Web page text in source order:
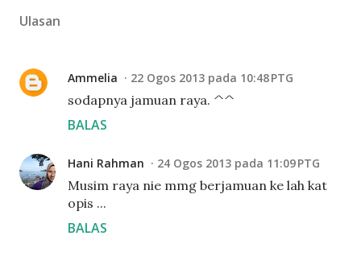
Ulasan
Ammelia 22 Ogos 2013 pada 10:48 PTG
sodapnya jamuan raya. ^^
BALAS
Hani Rahman 24 Ogos 2013 pada 11:09 PTG
Musim raya nie mmg berjamuan ke lah kat
opis ...
BALAS